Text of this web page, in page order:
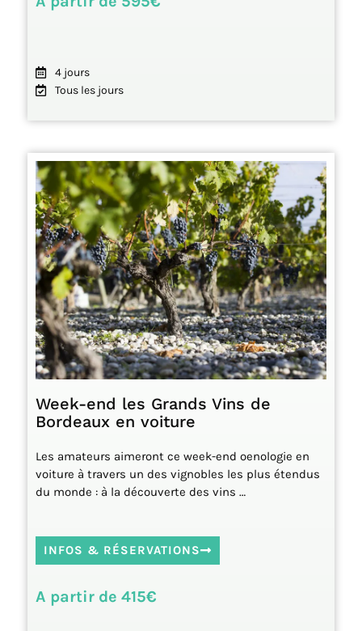
4 jours
Tous les jours
Week-end les Grands Vins de
Bordeaux en voiture
Les amateurs aimeront ce week-end oenologie en
voiture à travers un des vignobles les plus étendus
du monde : à la découverte des vins …
INFOS & RÉSERVATIONS
A partir de 415€